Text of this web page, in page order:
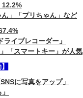
12.2%
」「プリちゃん」など
イブレコーダー」
「スマートキー」が人気
に写真をアップ」